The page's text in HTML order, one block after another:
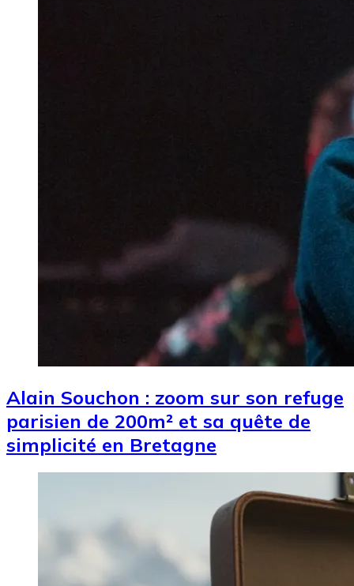
Alain Souchon : zoom sur son refuge
parisien de 200m² et sa quête de
simplicité en Bretagne